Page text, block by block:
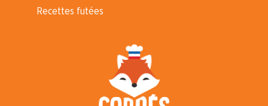
Recettes futées